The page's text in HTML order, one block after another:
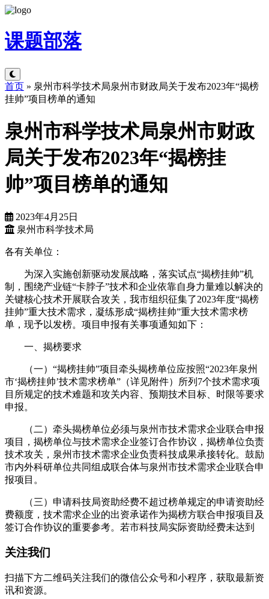
课题部落
首页 » 泉州市科学技术局泉州市财政局关于发布2023年“揭榜
挂帅”项目榜单的通知
泉州市科学技术局泉州市财政
局关于发布2023年“揭榜挂
帅”项目榜单的通知
2023年4月25日
泉州市科学技术局
各有关单位：
为深入实施创新驱动发展战略，落实试点“揭榜挂帅”机
制，围绕产业链“卡脖子”技术和企业依靠自身力量难以解决的
关键核心技术开展联合攻关，我市组织征集了2023年度“揭榜
挂帅”重大技术需求，凝练形成“揭榜挂帅”重大技术需求榜
单，现予以发榜。项目申报有关事项通知如下：
一、揭榜要求
（一）“揭榜挂帅”项目牵头揭榜单位应按照“2023年泉州
市‘揭榜挂帅’技术需求榜单”（详见附件）所列7个技术需求项
目所规定的技术难题和攻关内容、预期技术目标、时限等要求
申报。
（二）牵头揭榜单位必须与泉州市技术需求企业联合申报
项目，揭榜单位与技术需求企业签订合作协议，揭榜单位负责
技术攻关，泉州市技术需求企业负责科技成果承接转化。鼓励
市内外科研单位共同组成联合体与泉州市技术需求企业联合申
报项目。
（三）申请科技局资助经费不超过榜单规定的申请资助经
费额度，技术需求企业的出资承诺作为揭榜方联合申报项目及
签订合作协议的重要参考。若市科技局实际资助经费未达到
关注我们
扫描下方二维码关注我们的微信公众号和小程序，获取最新资
讯和资源。